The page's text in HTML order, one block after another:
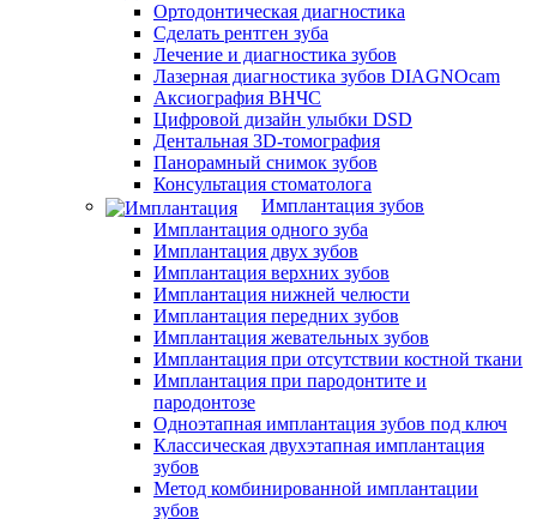
Ортодонтическая диагностика
Сделать рентген зуба
Лечение и диагностика зубов
Лазерная диагностика зубов DIAGNOcam
Аксиография ВНЧС
Цифровой дизайн улыбки DSD
Дентальная 3D-томография
Панорамный снимок зубов
Консультация стоматолога
Имплантация зубов
Имплантация одного зуба
Имплантация двух зубов
Имплантация верхних зубов
Имплантация нижней челюсти
Имплантация передних зубов
Имплантация жевательных зубов
Имплантация при отсутствии костной ткани
Имплантация при пародонтите и
пародонтозе
Одноэтапная имплантация зубов под ключ
Классическая двухэтапная имплантация
зубов
Метод комбинированной имплантации
зубов